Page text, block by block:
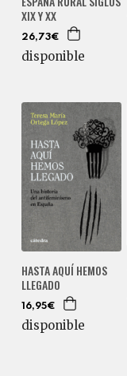
XIX Y XX
26,73€
disponible
HASTA AQUÍ HEMOS
LLEGADO
16,95€
disponible